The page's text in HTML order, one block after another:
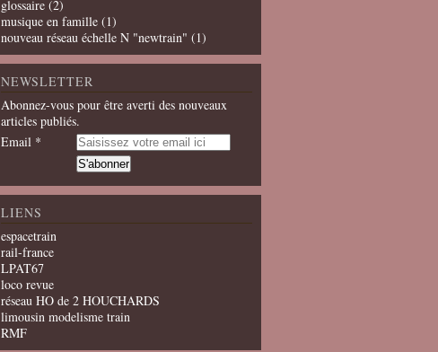
glossaire (2)
musique en famille (1)
nouveau réseau échelle N "newtrain" (1)
NEWSLETTER
Abonnez-vous pour être averti des nouveaux
articles publiés.
Email
LIENS
espacetrain
rail-france
LPAT67
loco revue
réseau HO de 2 HOUCHARDS
limousin modelisme train
RMF